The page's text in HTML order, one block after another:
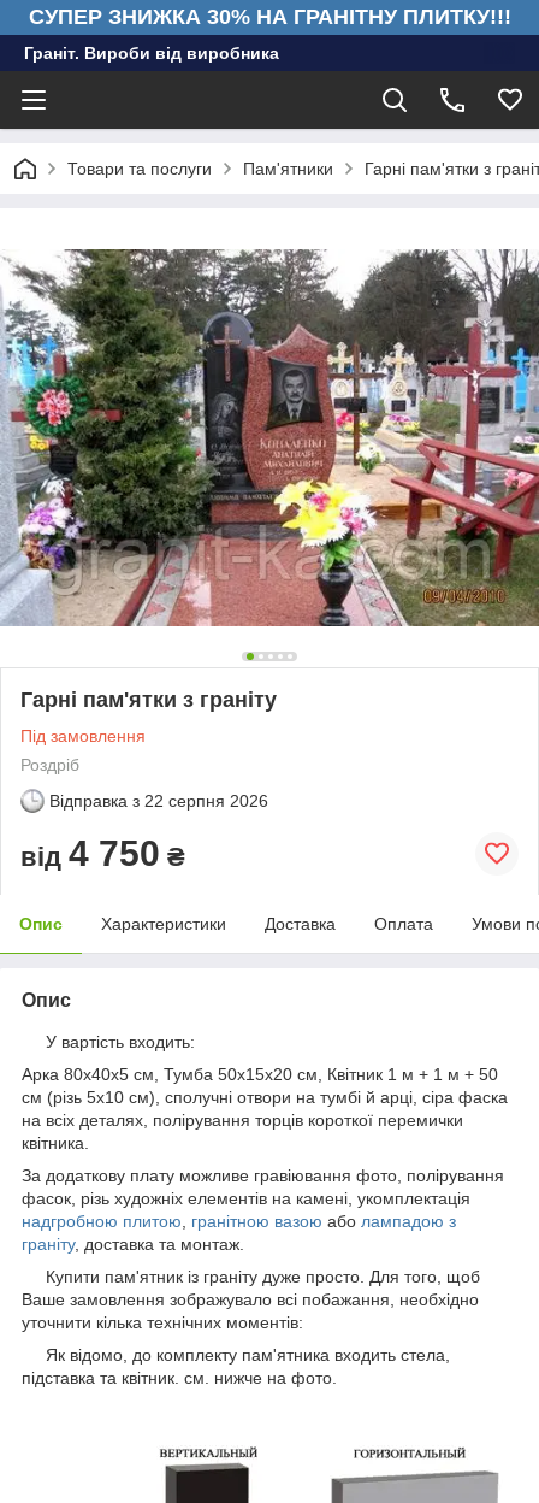
СУПЕР ЗНИЖКА 30% НА ГРАНІТНУ ПЛИТКУ!!!
Граніт. Вироби від виробника
Товари та послуги Пам'ятники Гарні пам'ятки з
Гарні пам'ятки з граніту
Під замовлення
Роздріб
Відправка з 22 серпня 2026
від 4 750 ₴
Опис Характеристики Доставка Оплата Умови
Опис
У вартість входить:
Арка 80х40х5 см, Тумба 50х15х20 см, Квітник 1 м + 1 м + 50
см (різь 5х10 см), сполучні отвори на тумбі й арці, сіра фаска
на всіх деталях, полірування торців короткої перемички
квітника.
За додаткову плату можливе гравіювання фото, полірування
фасок, різь художніх елементів на камені, укомплектація
надгробною плитою
гранітною вазою або лампадою з
граніту, доставка та монтаж.
Купити пам'ятник із граніту дуже просто. Для того, щоб
Ваше замовлення зображувало всі побажання, необхідно
уточнити кілька технічних моментів:
Як відомо, до комплекту пам'ятника входить стела,
підставка та квітник. см. нижче на фото.